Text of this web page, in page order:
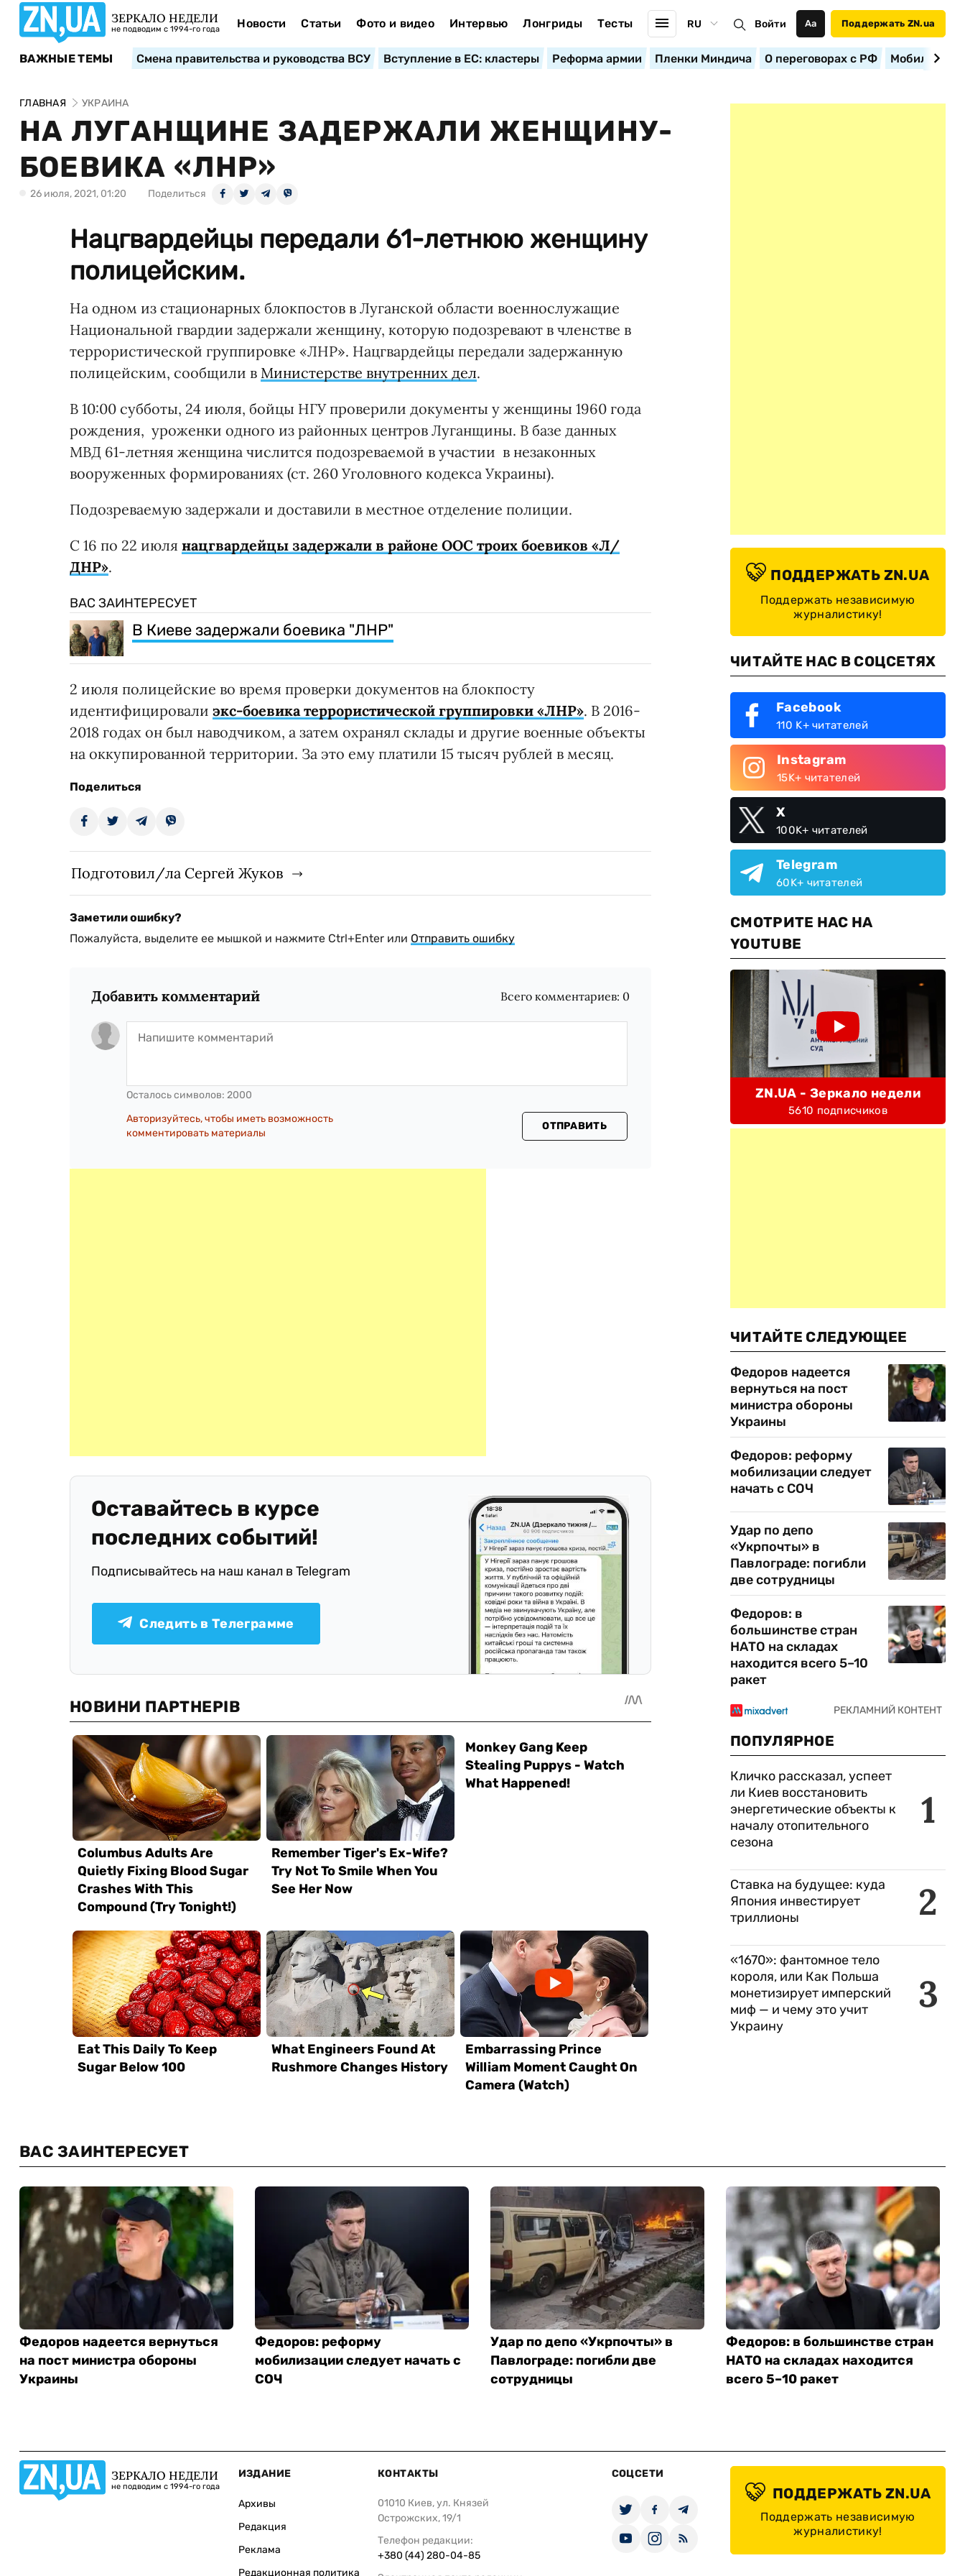
ЗЕРКАЛО НЕДЕЛИ
не подводим с 1994-го года Новости Статьи Фото и видео Интервью Лонгриды Тесты RU Войти Аа Поддержать ZN.ua
ВАЖНЫЕ ТЕМЫ Смена правительства и руководства ВСУ Вступление в ЕС: кластеры Реформа армии Пленки Миндича О переговорах с РФ
ГЛАВНАЯ УКРАИНА
НА ЛУГАНЩИНЕ ЗАДЕРЖАЛИ ЖЕНЩИНУ-
БОЕВИКА «ЛНР»
26 июля, 2021, 01:20 Поделиться
Нацгвардейцы передали 61-летнюю женщину
полицейским.
На одном из стационарных блокпостов в Луганской области военнослужащие
Национальной гвардии задержали женщину, которую подозревают в членстве в
террористической группировке «ЛНР». Нацгвардейцы передали задержанную
полицейским, сообщили в Министерстве внутренних дел.
В 10:00 субботы, 24 июля, бойцы НГУ проверили документы у женщины 1960 года
рождения, уроженки одного из районных центров Луганщины. В базе данных
МВД 61-летняя женщина числится подозреваемой в участии в незаконных
вооруженных формированиях (ст. 260 Уголовного кодекса Украины).
Подозреваемую задержали и доставили в местное отделение полиции.
С 16 по 22 июля нацгвардейцы задержали в районе ООС троих боевиков «Л/
ДНР».
ВАС ЗАИНТЕРЕСУЕТ
В Киеве задержали боевика "ЛНР"
2 июля полицейские во время проверки документов на блокпосту
идентифицировали экс-боевика террористической группировки «ЛНР». В 2016-
2018 годах он был наводчиком, а затем охранял склады и другие военные объекты
на оккупированной территории. За это ему платили 15 тысяч рублей в месяц.
Поделиться
Подготовил/ла Сергей Жуков
Заметили ошибку?
Пожалуйста, выделите ее мышкой и нажмите Ctrl+Enter или Отправить ошибку
Добавить комментарий Всего комментариев: 0
Осталось символов: 2000
Авторизуйтесь, чтобы иметь возможность
комментировать материалы
ОТПРАВИТЬ
Оставайтесь в курсе
последних событий!
Подписывайтесь на наш канал в Telegram
Следить в Телеграмме
ПОДДЕРЖАТЬ ZN.UA
Поддержать независимую
журналистику!
ЧИТАЙТЕ НАС В СОЦСЕТЯХ
Facebook
110 K+ читателей
Instagram
15K+ читателей
X
100K+ читателей
Telegram
60K+ читателей
СМОТРИТЕ НАС НА
YOUTUBE
ZN.UA - Зеркало недели
5610 подписчиков
ЧИТАЙТЕ СЛЕДУЮЩЕЕ
Федоров надеется
вернуться на пост
министра обороны
Украины
Федоров: реформу
мобилизации следует
начать с СОЧ
Удар по депо
«Укрпочты» в
Павлограде: погибли
две сотрудницы
Федоров: в
большинстве стран
НАТО на складах
находится всего 5–10
ракет
ПОПУЛЯРНОЕ
1
Кличко рассказал, успеет
ли Киев восстановить
энергетические объекты к
началу отопительного
сезона
2
Ставка на будущее: куда
Япония инвестирует
триллионы
3
«1670»: фантомное тело
короля, или Как Польша
монетизирует имперский
миф — и чему это учит
Украину
ВАС ЗАИНТЕРЕСУЕТ
Федоров надеется вернуться
на пост министра обороны
Украины
Федоров: реформу
мобилизации следует начать с
СОЧ
Удар по депо «Укрпочты» в
Павлограде: погибли две
сотрудницы
Федоров: в большинстве стран
НАТО на складах находится
всего 5–10 ракет
ЗЕРКАЛО НЕДЕЛИ
не подводим с 1994-го года
ИЗДАНИЕ
Архивы
Редакция
Реклама
Редакционная политика
КОНТАКТЫ
01010 Киев, ул. Князей
Острожских, 19/1
Телефон редакции:
+380 (44) 280-04-85
СОЦСЕТИ
ПОДДЕРЖАТЬ ZN.UA
Поддержать независимую
журналистику!